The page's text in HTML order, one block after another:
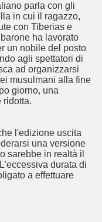
parla con gli
in cui il ragazzo,
con Tiberias e
ha lavorato
un nobile del posto
agli spettatori di
ad organizzarsi
musulmani alla fine
giorno, una
ridotta.
l'edizione uscita
una versione
sarebbe in realtà il
durata di
a effettuare